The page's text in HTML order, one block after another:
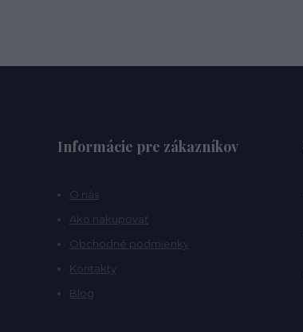
Informácie pre zákazníkov
O nás
Ako nakupovať
Obchodné podmienky
Kontakty
Blog